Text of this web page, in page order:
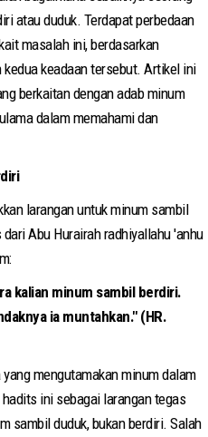
atau duduk. Terdapat perbedaan
masalah ini, berdasarkan
keadaan tersebut. Artikel ini
berkaitan dengan adab minum
dalam memahami dan
larangan untuk minum sambil
Abu Hurairah radhiyallahu 'anhu
kalian minum sambil berdiri.
ia muntahkan." (HR.
mengutamakan minum dalam
ini sebagai larangan tegas
sambil duduk, bukan berdiri. Salah